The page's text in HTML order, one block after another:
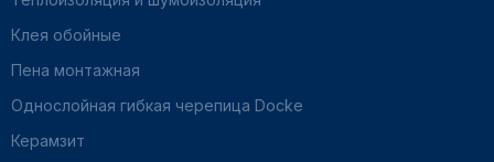
Клея обойные
Пена монтажная
Однослойная гибкая черепица Docke
Керамзит